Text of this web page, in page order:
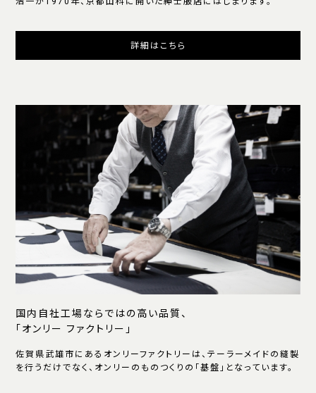
詳細はこちら
国内自社工場ならではの高い品質、
「オンリー ファクトリー」
佐賀県武雄市にあるオンリーファクトリーは、テーラーメイドの縫製
を行うだけでなく、オンリーのものつくりの「基盤」となっています。